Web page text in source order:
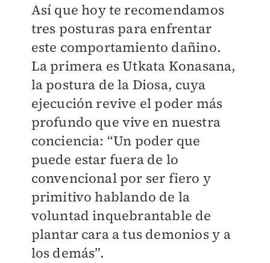
Así que hoy te recomendamos
tres posturas para enfrentar
este comportamiento dañino.
La primera es Utkata Konasana,
la postura de la Diosa, cuya
ejecución revive el poder más
profundo que vive en nuestra
conciencia: “Un poder que
puede estar fuera de lo
convencional por ser fiero y
primitivo hablando de la
voluntad inquebrantable de
plantar cara a tus demonios y a
los demás”.